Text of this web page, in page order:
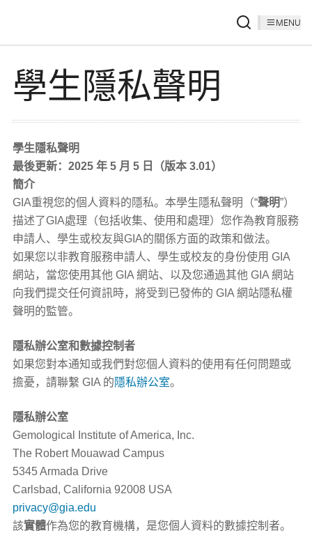
MENU
學生隱私聲明
學生隱私聲明
最後更新：2025 年 5 月 5 日（版本 3.01）
簡介
GIA重視您的個人資料的隱私。本學生隱私聲明（“聲明”）
描述了GIA處理（包括收集、使用和處理）您作為教育服務
申請人、學生或校友與GIA的關係方面的政策和做法。
如果您以非教育服務申請人、學生或校友的身份使用 GIA
網站，當您使用其他 GIA 網站、以及您通過其他 GIA 網站
向我們提交任何資訊時，將受到已發佈的 GIA 網站隱私權
聲明的監管。
隱私辦公室和數據控制者
如果您對本通知或我們對您個人資料的使用有任何問題或
擔憂，請聯繫 GIA 的隱私辦公室。
隱私辦公室
Gemological Institute of America, Inc.
The Robert Mouawad Campus
5345 Armada Drive
Carlsbad, California 92008 USA
privacy@gia.edu
該實體作為您的教育機構，是您個人資料的數據控制者。